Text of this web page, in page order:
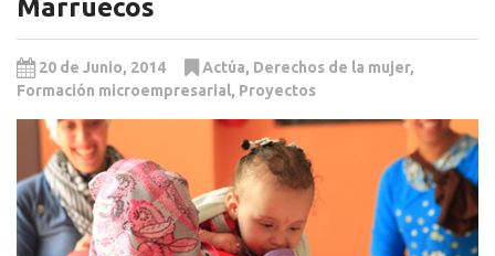
Marruecos
20 de Junio, 2014 Actúa, Derechos de la mujer,
Formación microempresarial, Proyectos